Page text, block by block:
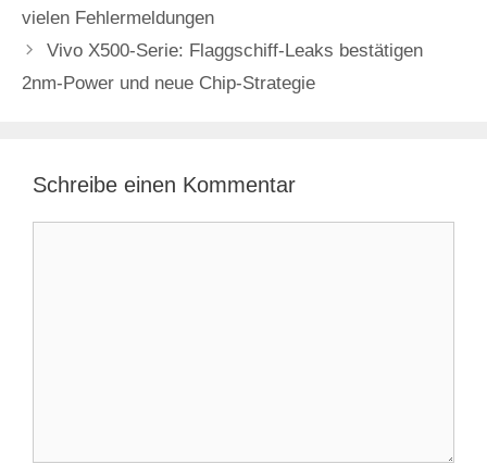
vielen Fehlermeldungen
Vivo X500-Serie: Flaggschiff-Leaks bestätigen
2nm-Power und neue Chip-Strategie
Schreibe einen Kommentar